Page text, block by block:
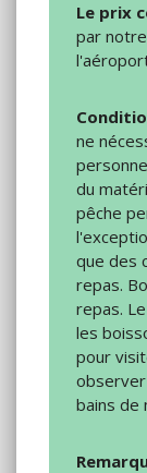
Le prix
par
ne
du
pêche
que des
repas.
repas.
les
pour
bains de